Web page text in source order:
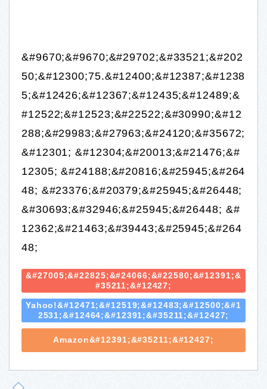
&#9670;&#9670;&#29702;&#33521;&#202
50;&#12300;75.&#12400;&#12387;&#1238
5;&#12426;&#12367;&#12435;&#12489;&
#12522;&#12523;&#22522;&#30990;&#12
288;&#29983;&#27963;&#24120;&#35672;
&#12301; &#12304;&#20013;&#21476;&#
12305; &#24188;&#20816;&#25945;&#264
48; &#23376;&#20379;&#25945;&#26448;
&#30693;&#32946;&#25945;&#26448; &#
12362;&#21463;&#39443;&#25945;&#264
48;
&#27005;&#22825;&#24066;&#22580;&#12391;&
#35211;&#12427;
Yahoo!&#12471;&#12519;&#12483;&#12500;&#1
2531;&#12464;&#12391;&#35211;&#12427;
Amazon&#12391;&#35211;&#12427;
Site Map
Privacy Policy
幼稚園受験